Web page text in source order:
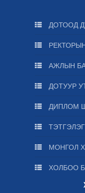
ДОТООД
АЖЛЫН
ДОТУУР
ДИПЛОМ
ТЭТГЭЛЭГ
МОНГОЛ
ХОЛБОО